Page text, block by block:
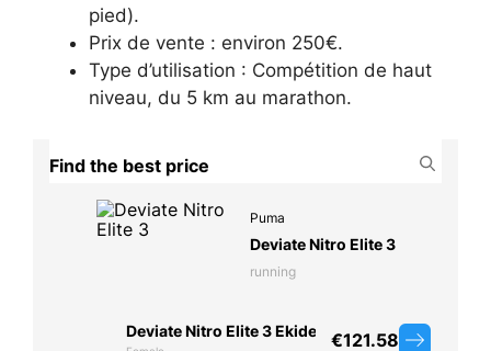
pied).
Prix de vente : environ 250€.
Type d’utilisation : Compétition de haut
niveau, du 5 km au marathon.